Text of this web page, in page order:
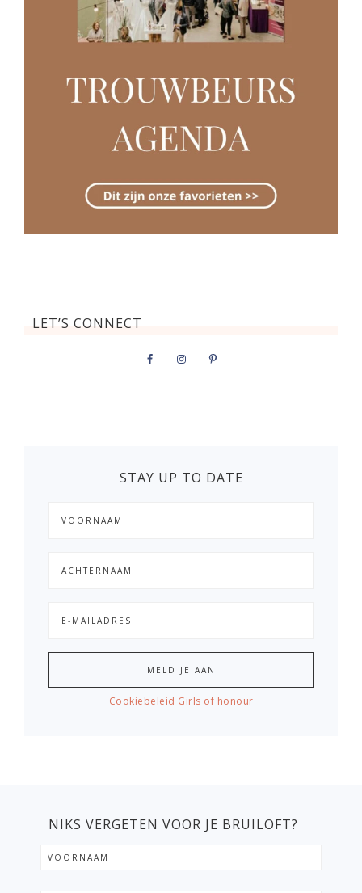
LET’S CONNECT
STAY UP TO DATE
Cookiebeleid Girls of honour
NIKS VERGETEN VOOR JE BRUILOFT?